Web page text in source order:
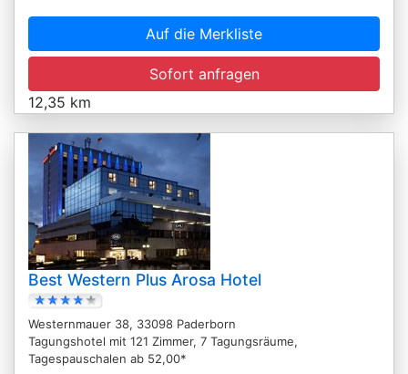
Auf die Merkliste
Sofort anfragen
12,35 km
Best Western Plus Arosa Hotel
Westernmauer 38, 33098 Paderborn
Tagungshotel mit 121 Zimmer, 7 Tagungsräume,
Tagespauschalen ab 52,00*